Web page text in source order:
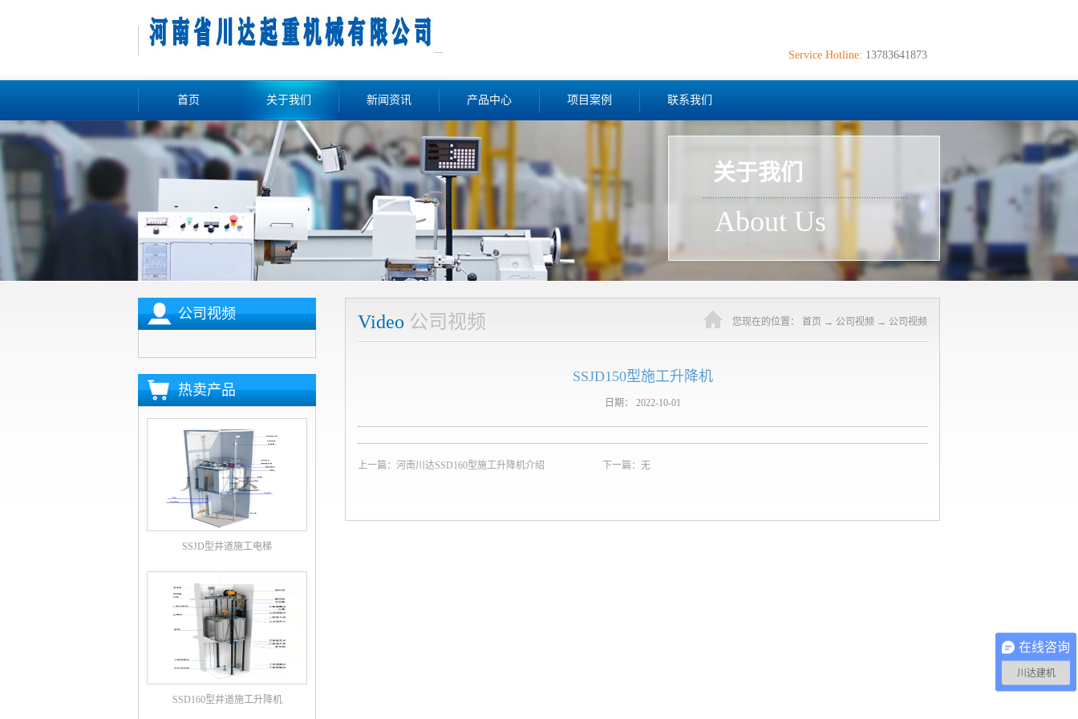
Service Hotline: 13783641873
首页 关于我们 新闻资讯 产品中心 项目案例 联系我们
关于我们
About Us
公司视频
热卖产品
SSJD型井道施工电梯
SSD160型井道施工升降机
Video 公司视频 您现在的位置： 首页 → 公司视频 → 公司视频
SSJD150型施工升降机
日期： 2022-10-01
上一篇： 河南川达SSD160型施工升降机介绍 下一篇：无
在线咨询
川达建机